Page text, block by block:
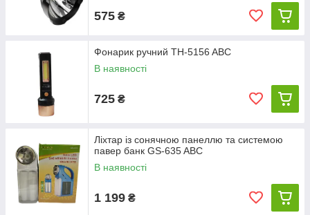
575 ₴
Фонарик ручний TH-5156 ABC
В наявності
725 ₴
Ліхтар із сонячною панеллю та системою
павер банк GS-635 ABC
В наявності
1 199 ₴